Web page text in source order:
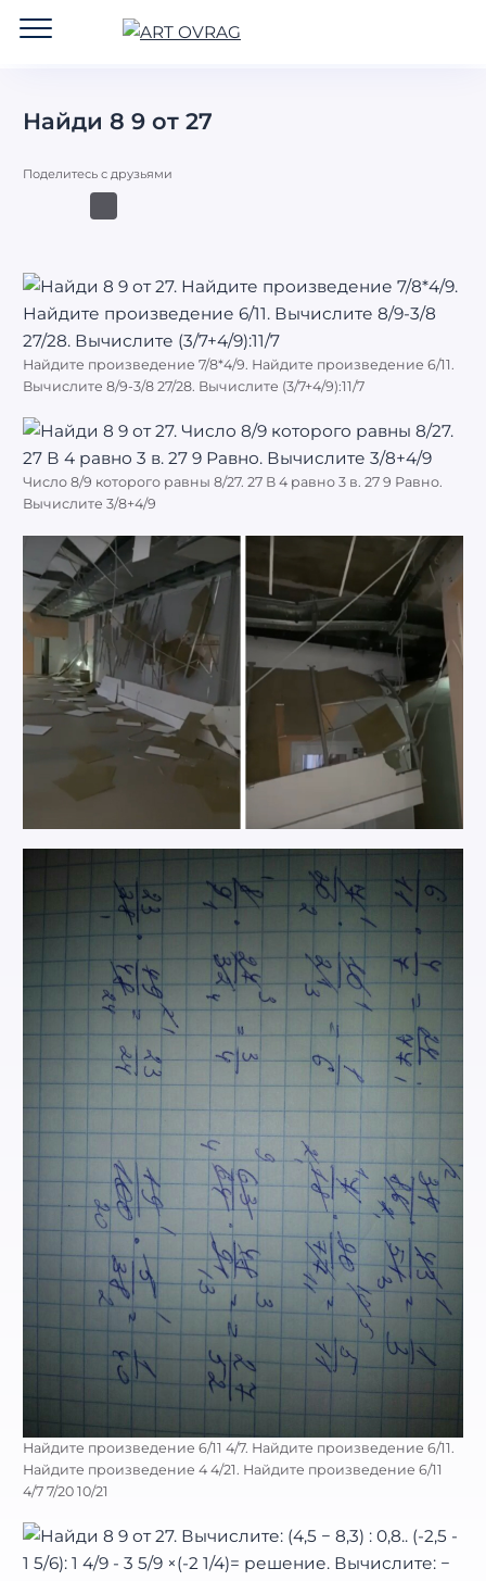
Найди 8 9 от 27
Поделитесь с друзьями
Найдите произведение 7/8*4/9. Найдите произведение 6/11.
Вычислите 8/9-3/8 27/28. Вычислите (3/7+4/9):11/7
Число 8/9 которого равны 8/27. 27 В 4 равно 3 в. 27 9 Равно.
Вычислите 3/8+4/9
Найдите произведение 6/11 4/7. Найдите произведение 6/11.
Найдите произведение 4 4/21. Найдите произведение 6/11
4/7 7/20 10/21